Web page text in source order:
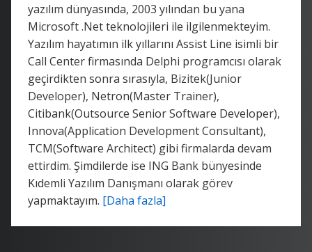
yazılım dünyasında, 2003 yılından bu yana
Microsoft .Net teknolojileri ile ilgilenmekteyim.
Yazılım hayatımın ilk yıllarını Assist Line isimli bir
Call Center firmasında Delphi programcısı olarak
geçirdikten sonra sırasıyla, Bizitek(Junior
Developer), Netron(Master Trainer),
Citibank(Outsource Senior Software Developer),
Innova(Application Development Consultant),
TCM(Software Architect) gibi firmalarda devam
ettirdim. Şimdilerde ise ING Bank bünyesinde
Kıdemli Yazılım Danışmanı olarak görev
yapmaktayım. [Daha fazla]